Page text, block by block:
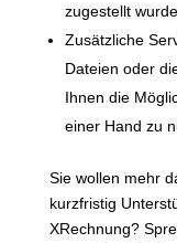
zugestellt wurde
Zusätzliche
Dateien oder
Ihnen die
einer Hand zu
Sie wollen mehr
kurzfristig
XRechnung?